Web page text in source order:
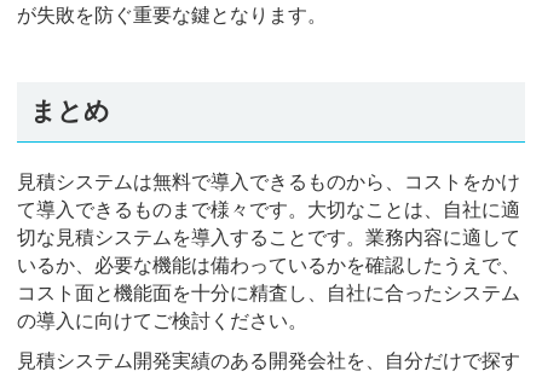
が失敗を防ぐ重要な鍵となります。
まとめ
見積システムは無料で導入できるものから、コストをかけ
て導入できるものまで様々です。大切なことは、自社に適
切な見積システムを導入することです。業務内容に適して
いるか、必要な機能は備わっているかを確認したうえで、
コスト面と機能面を十分に精査し、自社に合ったシステム
の導入に向けてご検討ください。
見積システム開発実績のある開発会社を、自分だけで探す